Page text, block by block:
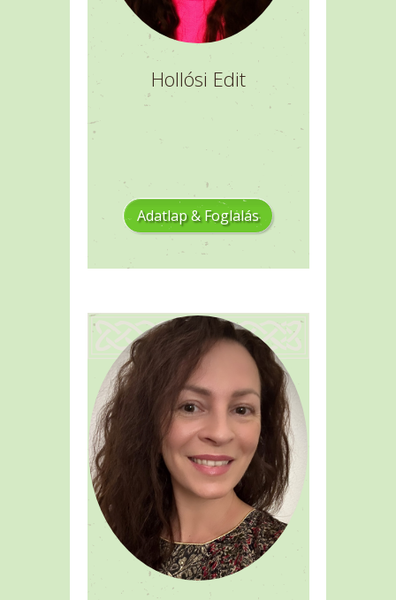
Hollósi Edit
Adatlap & Foglalás